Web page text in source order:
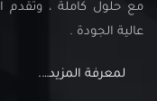
مع حلول كاملة ،
عالية الجودة .
لمعرفة المزيد….